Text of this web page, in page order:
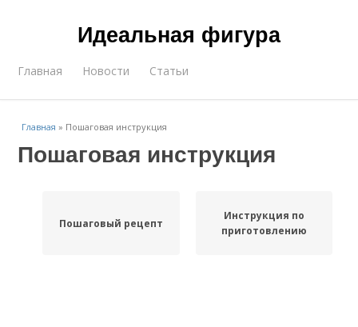
Идеальная фигура
Главная Новости Статьи
Главная » Пошаговая инструкция
Пошаговая инструкция
Пошаговый рецепт
Инструкция по
приготовлению